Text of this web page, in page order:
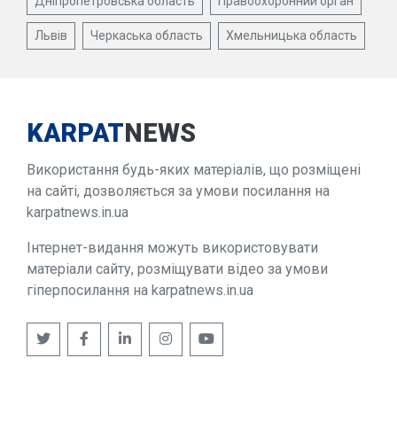
Львів Черкаська область Хмельницька область
KARPATNEWS
Використання будь-яких матеріалів, що розміщені
на сайті, дозволяється за умови посилання на
karpatnews.in.ua
Інтернет-видання можуть використовувати
матеріали сайту, розміщувати відео за умови
гіперпосилання на karpatnews.in.ua